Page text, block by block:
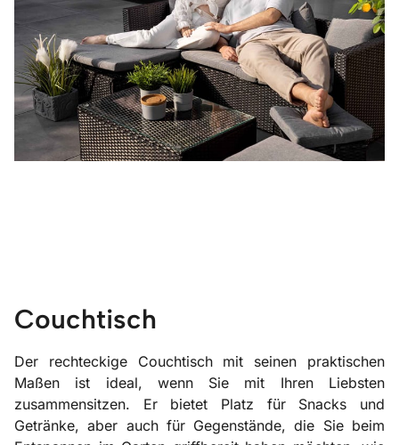
Couchtisch
Der rechteckige Couchtisch mit seinen praktischen
Maßen ist ideal, wenn Sie mit Ihren Liebsten
zusammensitzen. Er bietet Platz für Snacks und
Getränke, aber auch für Gegenstände, die Sie beim